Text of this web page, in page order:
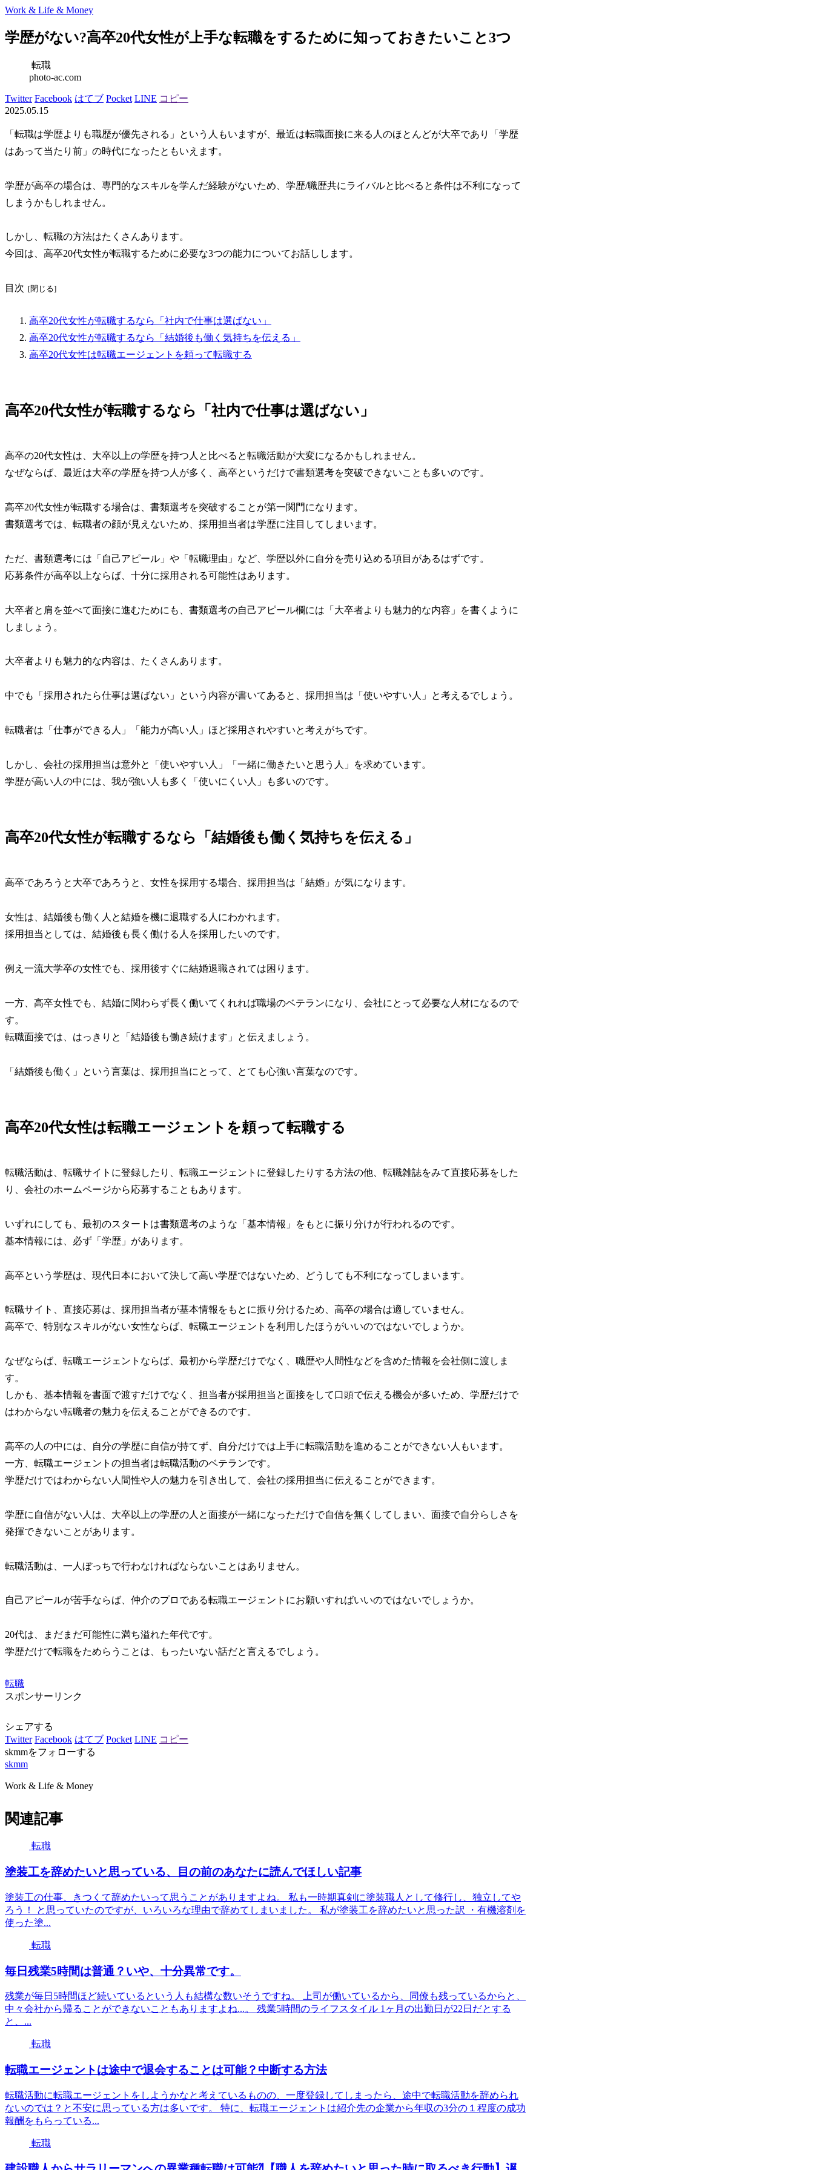
Work & Life & Money
学歴がない?高卒20代女性が上手な転職をするために知っておきたいこと3つ
転職
photo-ac.com
Twitter Facebook はてブ Pocket LINE コピー
2025.05.15
「転職は学歴よりも職歴が優先される」という人もいますが、最近は転職面接に来る人のほとんどが大卒であり「学歴
はあって当たり前」の時代になったともいえます。
学歴が高卒の場合は、専門的なスキルを学んだ経験がないため、学歴/職歴共にライバルと比べると条件は不利になって
しまうかもしれません。
しかし、転職の方法はたくさんあります。
今回は、高卒20代女性が転職するために必要な3つの能力についてお話しします。
目次
高卒20代女性が転職するなら「社内で仕事は選ばない」
高卒20代女性が転職するなら「結婚後も働く気持ちを伝える」
高卒20代女性は転職エージェントを頼って転職する
高卒20代女性が転職するなら「社内で仕事は選ばない」
高卒の20代女性は、大卒以上の学歴を持つ人と比べると転職活動が大変になるかもしれません。
なぜならば、最近は大卒の学歴を持つ人が多く、高卒というだけで書類選考を突破できないことも多いのです。
高卒20代女性が転職する場合は、書類選考を突破することが第一関門になります。
書類選考では、転職者の顔が見えないため、採用担当者は学歴に注目してしまいます。
ただ、書類選考には「自己アピール」や「転職理由」など、学歴以外に自分を売り込める項目があるはずです。
応募条件が高卒以上ならば、十分に採用される可能性はあります。
大卒者と肩を並べて面接に進むためにも、書類選考の自己アピール欄には「大卒者よりも魅力的な内容」を書くように
しましょう。
大卒者よりも魅力的な内容は、たくさんあります。
中でも「採用されたら仕事は選ばない」という内容が書いてあると、採用担当は「使いやすい人」と考えるでしょう。
転職者は「仕事ができる人」「能力が高い人」ほど採用されやすいと考えがちです。
しかし、会社の採用担当は意外と「使いやすい人」「一緒に働きたいと思う人」を求めています。
学歴が高い人の中には、我が強い人も多く「使いにくい人」も多いのです。
高卒20代女性が転職するなら「結婚後も働く気持ちを伝える」
高卒であろうと大卒であろうと、女性を採用する場合、採用担当は「結婚」が気になります。
女性は、結婚後も働く人と結婚を機に退職する人にわかれます。
採用担当としては、結婚後も長く働ける人を採用したいのです。
例え一流大学卒の女性でも、採用後すぐに結婚退職されては困ります。
一方、高卒女性でも、結婚に関わらず長く働いてくれれば職場のベテランになり、会社にとって必要な人材になるので
す。
転職面接では、はっきりと「結婚後も働き続けます」と伝えましょう。
「結婚後も働く」という言葉は、採用担当にとって、とても心強い言葉なのです。
高卒20代女性は転職エージェントを頼って転職する
転職活動は、転職サイトに登録したり、転職エージェントに登録したりする方法の他、転職雑誌をみて直接応募をした
り、会社のホームページから応募することもあります。
いずれにしても、最初のスタートは書類選考のような「基本情報」をもとに振り分けが行われるのです。
基本情報には、必ず「学歴」があります。
高卒という学歴は、現代日本において決して高い学歴ではないため、どうしても不利になってしまいます。
転職サイト、直接応募は、採用担当者が基本情報をもとに振り分けるため、高卒の場合は適していません。
高卒で、特別なスキルがない女性ならば、転職エージェントを利用したほうがいいのではないでしょうか。
なぜならば、転職エージェントならば、最初から学歴だけでなく、職歴や人間性などを含めた情報を会社側に渡しま
す。
しかも、基本情報を書面で渡すだけでなく、担当者が採用担当と面接をして口頭で伝える機会が多いため、学歴だけで
はわからない転職者の魅力を伝えることができるのです。
高卒の人の中には、自分の学歴に自信が持てず、自分だけでは上手に転職活動を進めることができない人もいます。
一方、転職エージェントの担当者は転職活動のベテランです。
学歴だけではわからない人間性や人の魅力を引き出して、会社の採用担当に伝えることができます。
学歴に自信がない人は、大卒以上の学歴の人と面接が一緒になっただけで自信を無くしてしまい、面接で自分らしさを
発揮できないことがあります。
転職活動は、一人ぼっちで行わなければならないことはありません。
自己アピールが苦手ならば、仲介のプロである転職エージェントにお願いすればいいのではないでしょうか。
20代は、まだまだ可能性に満ち溢れた年代です。
学歴だけで転職をためらうことは、もったいない話だと言えるでしょう。
転職
スポンサーリンク
シェアする
Twitter Facebook はてブ Pocket LINE コピー
skmmをフォローする
skmm
Work & Life & Money
関連記事
転職
塗装工を辞めたいと思っている、目の前のあなたに読んでほしい記事
塗装工の仕事、きつくて辞めたいって思うことがありますよね。 私も一時期真剣に塗装職人として修行し、独立してや
ろう！ と思っていたのですが、いろいろな理由で辞めてしまいました。 私が塗装工を辞めたいと思った訳 ・有機溶剤を
使った塗...
転職
毎日残業5時間は普通？いや、十分異常です。
残業が毎日5時間ほど続いているという人も結構な数いそうですね。 上司が働いているから、同僚も残っているからと、
中々会社から帰ることができないこともありますよね...。 残業5時間のライフスタイル 1ヶ月の出勤日が22日だとする
と、...
転職
転職エージェントは途中で退会することは可能？中断する方法
転職活動に転職エージェントをしようかなと考えているものの、一度登録してしまったら、途中で転職活動を辞められ
ないのでは？と不安に思っている方は多いです。 特に、転職エージェントは紹介先の企業から年収の3分の１程度の成功
報酬をもらっている...
転職